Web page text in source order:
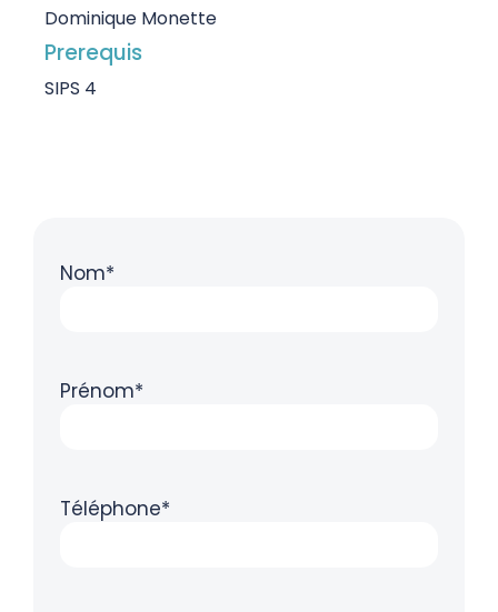
Dominique Monette
Prerequis
SIPS 4
Nom*
Prénom*
Téléphone*